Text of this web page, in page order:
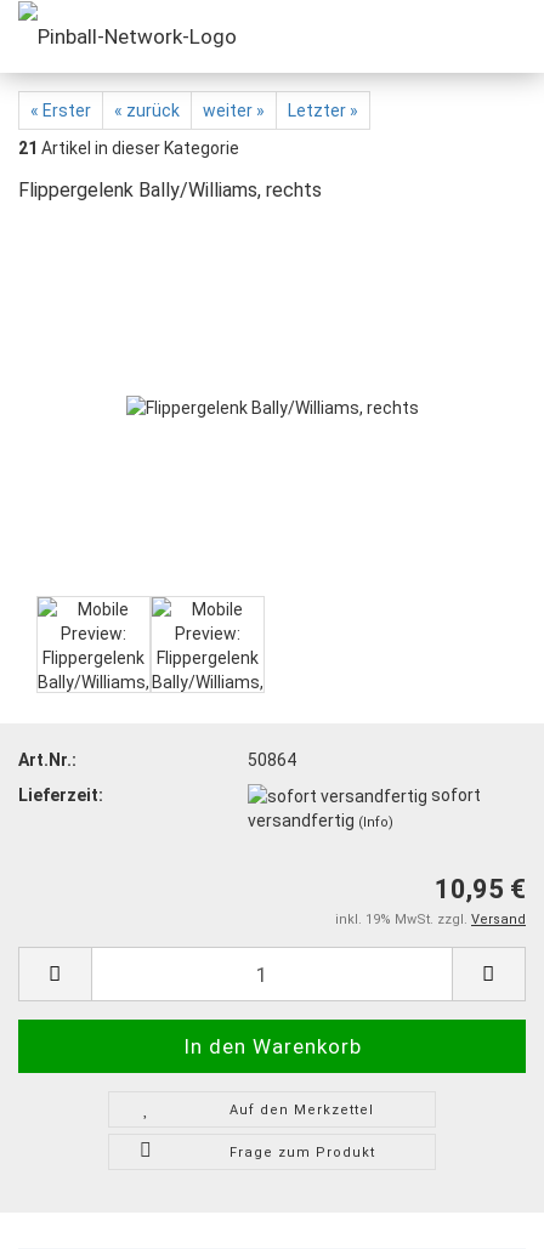
« Erster « zurück weiter »
Letzter »
21 Artikel in dieser Kategorie
Flippergelenk Bally/Williams, rechts
Art.Nr.:
50864
Lieferzeit:
sofort
versandfertig (Info)
10,95 €
inkl. 19% MwSt. zzgl. Versand
Auf den Merkzettel
Frage zum Produkt